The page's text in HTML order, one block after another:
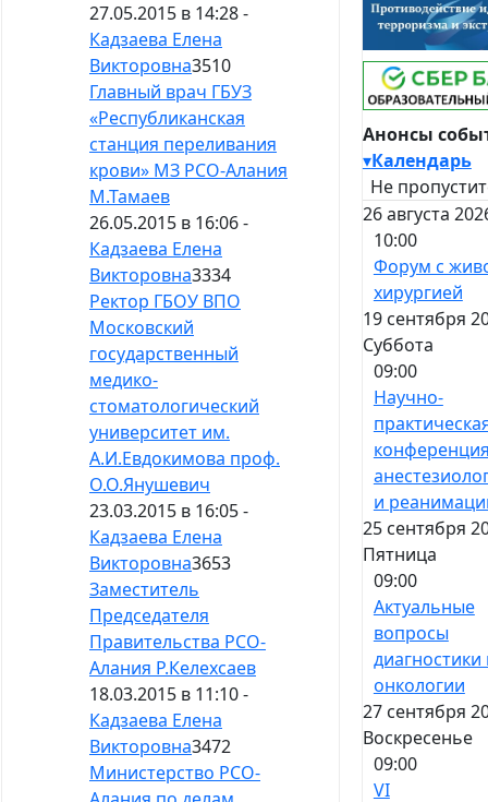
27.05.2015 в 14:28 -
Кадзаева Елена
Викторовна3510
Главный врач ГБУЗ
«Республиканская
станция переливания
крови» МЗ РСО-Алания
М.Тамаев
26.05.2015 в 16:06 -
Кадзаева Елена
Викторовна3334
Ректор ГБОУ ВПО
Московский
государственный
медико-
стоматологический
университет им.
А.И.Евдокимова проф.
О.О.Янушевич
23.03.2015 в 16:05 -
Кадзаева Елена
Викторовна3653
Заместитель
Председателя
Правительства РСО-
Алания Р.Келехсаев
18.03.2015 в 11:10 -
Кадзаева Елена
Викторовна3472
Министерство РСО-
Анонсы
▾Календарь
Не
26 августа
10:00
Форум с
хирургией
19 сентября
Суббота
09:00
Научно-
и
25 сентября
Пятница
09:00
Актуальные
вопросы
диагностики
онкологии
27 сентября
Воскресенье
09:00
VI